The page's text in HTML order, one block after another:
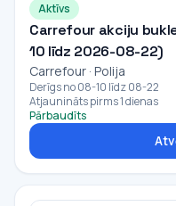
Aktīvs
Carrefour akciju
10 līdz 2026-08-22)
Carrefour · Polija
Derīgs no 08-10 līdz 08-22
Atjaunināts pirms 1 dienas
Pārbaudīts